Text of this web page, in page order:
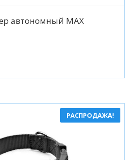
Подробнее
автономный MAX
РАСПРОДАЖА!